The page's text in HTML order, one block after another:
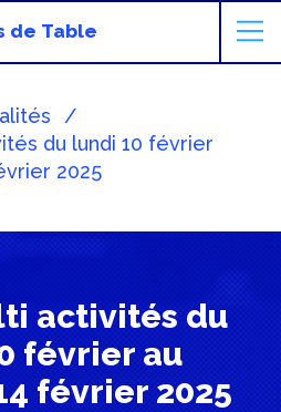
de Table
du lundi 10 février
2025
activités du
février au
février 2025